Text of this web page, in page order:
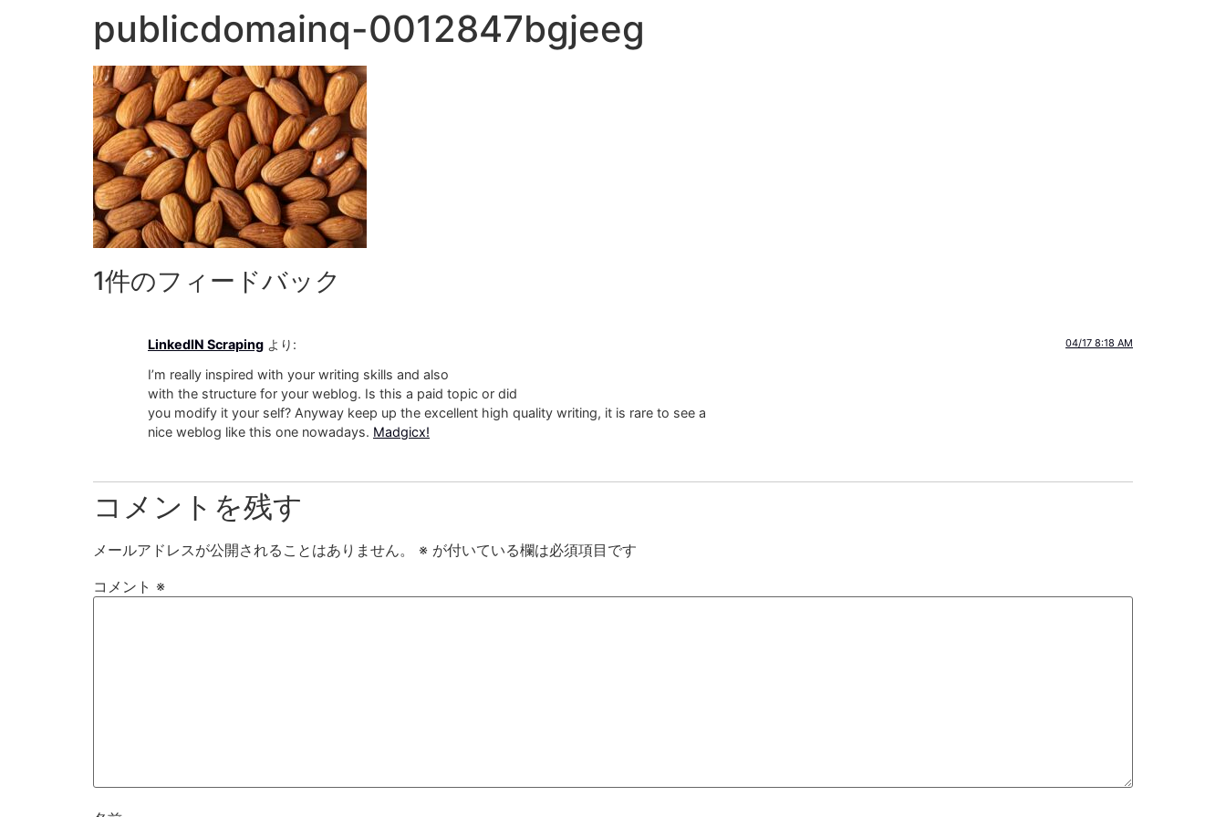
publicdomainq-0012847bgjeeg
1件のフィードバック
LinkedIN Scraping より: 04/17 8:18 AM
I’m really inspired with your writing skills and also
with the structure for your weblog. Is this a paid topic or did
you modify it your self? Anyway keep up the excellent high quality writing, it is rare to see a
nice weblog like this one nowadays. Madgicx!
コメントを残す
メールアドレスが公開されることはありません。 ※ が付いている欄は必須項目です
コメント ※